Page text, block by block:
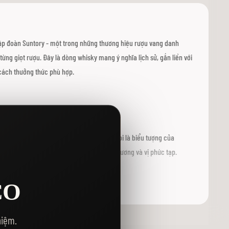
đoàn Suntory - một trong những thương hiệu rượu vang danh
giọt rượu. Đây là dòng whisky mang ý nghĩa lịch sử, gắn liền với
thưởng thức phù hợp.
đầu tiên vào năm 1989, Hibiki được coi là biểu tượng của
và sự đổi mới, thể hiện qua từng lớp hương và vị phức tạp.
tinh tế với hình ảnh chiếc cầu đỏ nổi bật trên thân chai, tượng
nghệ thuật đẹp mắt và là điểm nhấn trong bộ sưu tập rượu của